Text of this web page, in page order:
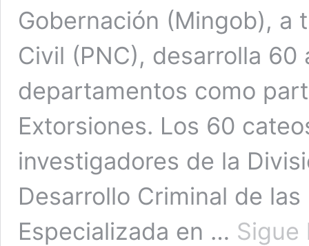
Gobernación (Mingob), a
Civil (PNC), desarrolla 60
departamentos como
Extorsiones. Los 60
investigadores de la
Desarrollo Criminal de
Especializada en … Sigue